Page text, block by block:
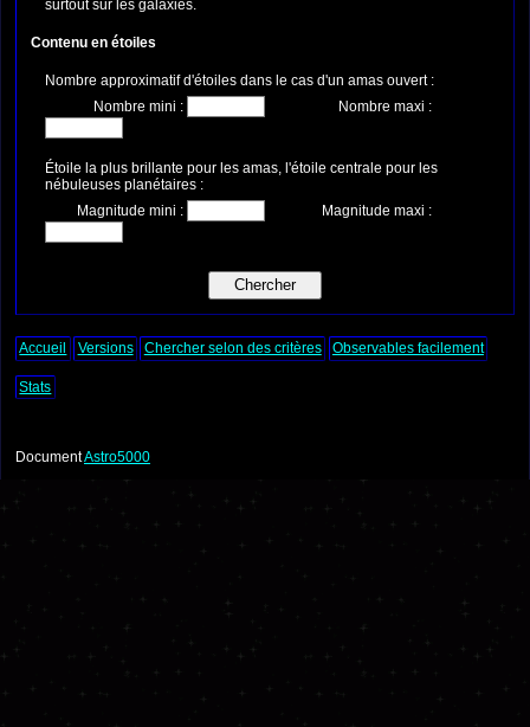
surtout sur les galaxies.
Contenu en étoiles
Nombre approximatif d'étoiles dans le cas d'un amas ouvert :
Nombre mini :
Nombre maxi :
Étoile la plus brillante pour les amas, l'étoile centrale pour les
nébuleuses planétaires :
Magnitude mini :
Magnitude maxi :
Accueil Versions Chercher selon des critères Observables facilement
Stats
DocumentAstro5000